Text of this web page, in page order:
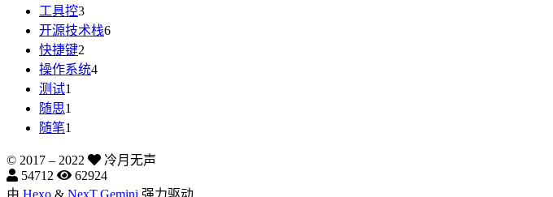
工具控3
开源技术栈6
快捷键2
操作系统4
测试1
随思1
随笔1
© 2017 – 2022
冷月无声
54712
62924
由 Hexo & NexT.Gemini 强力驱动